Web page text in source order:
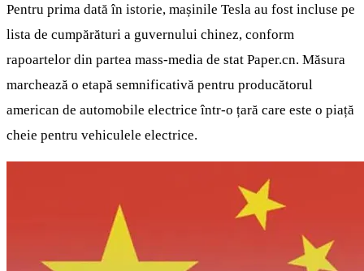
Pentru prima dată în istorie, mașinile Tesla au fost incluse pe
lista de cumpărături a guvernului chinez, conform
rapoartelor din partea mass-media de stat Paper.cn. Măsura
marchează o etapă semnificativă pentru producătorul
american de automobile electrice într-o țară care este o piață
cheie pentru vehiculele electrice.